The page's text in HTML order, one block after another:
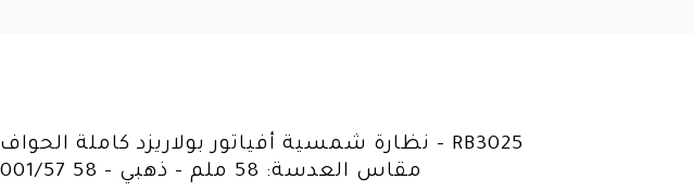
نظارة شمسية أفياتور بولاريزد كاملة الحواف – RB3025
001/57 58 – مقاس العدسة: 58 ملم – ذهبي